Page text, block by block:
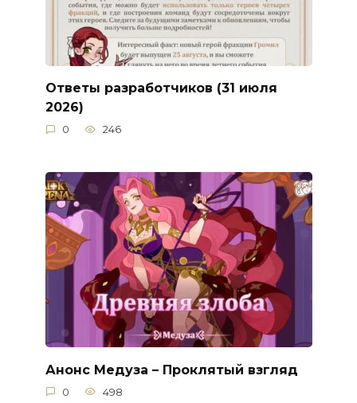
Ответы разработчиков (31 июля
2026)
0 246
Анонс Медуза – Проклятый взгляд
0 498